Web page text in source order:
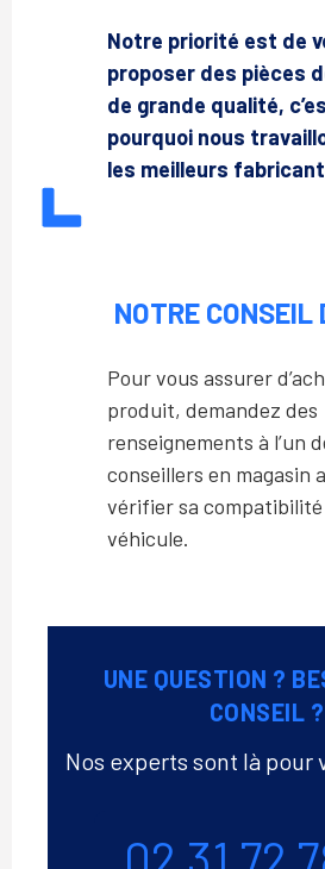
Notre priorité est de
proposer des pièces
de grande qualité,
pourquoi nous
les meilleurs
NOTRE CONSEIL
Pour vous assurer
produit, demandez des
renseignements à l’un
conseillers en magasin
vérifier sa
véhicule.
UNE QUESTION ?
CONSEIL ?
Nos experts sont là pour